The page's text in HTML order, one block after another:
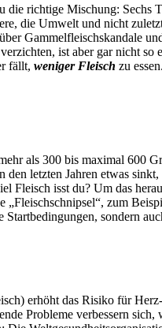
die richtige Mischung: Sechs
die Umwelt und nicht
Gammelfleischskandale
ist aber gar nicht
fällt, weniger Fleisch zu essen.
als 300 bis maximal 600
letzten Jahren etwas
Fleisch isst du? Um das
zum
sondern
erhöht das Risiko für
Probleme verbessern